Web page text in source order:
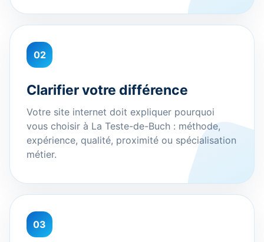
02
Clarifier votre différence
Votre site internet doit expliquer pourquoi
vous choisir à La Teste-de-Buch : méthode,
expérience, qualité, proximité ou spécialisation
métier.
03